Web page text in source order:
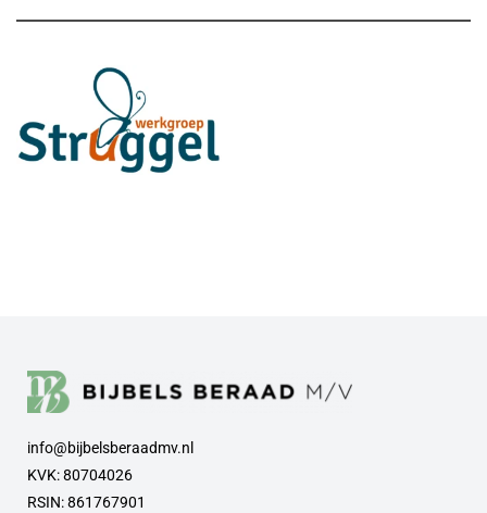
info@bijbelsberaadmv.nl
KVK: 80704026
RSIN: 861767901